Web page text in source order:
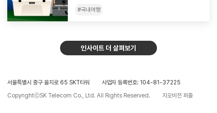
#국내여행
인사이트 더 살펴보기
서울특별시 중구 을지로 65 SKT타워
사업자 등록번호: 104-81-37225
CopyrightⓒSK Telecom Co., Ltd. All Rights Reserved.
지오비전 퍼즐